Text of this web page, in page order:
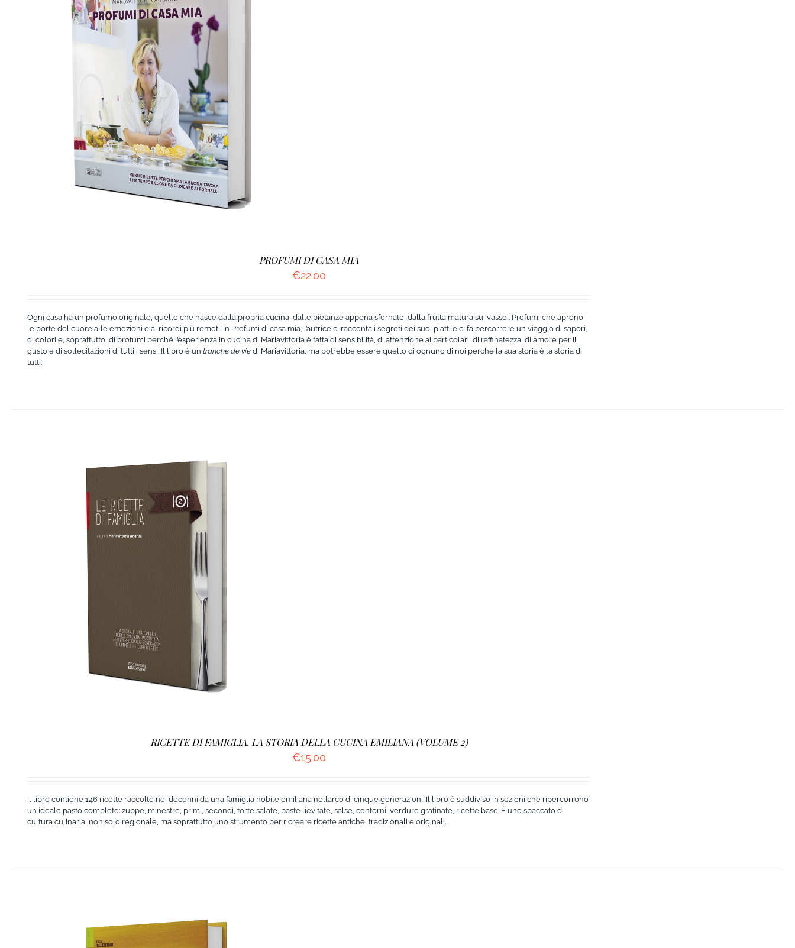
AGGIUNGI AL CARRELLO / DETTAGLI
PROFUMI DI CASA MIA
€22.00
Ogni casa ha un profumo originale, quello che nasce dalla propria cucina, dalle pietanze appena sfornate, dalla frutta matura sui vassoi. Profumi che aprono
le porte del cuore alle emozioni e ai ricordi più remoti. In Profumi di casa mia, l’autrice ci racconta i segreti dei suoi piatti e ci fa percorrere un viaggio di sapori,
di colori e, soprattutto, di profumi perché l’esperienza in cucina di Mariavittoria è fatta di sensibilità, di attenzione ai particolari, di raffinatezza, di amore per il
gusto e di sollecitazioni di tutti i sensi. Il libro è untranche de viedi Mariavittoria, ma potrebbe essere quello di ognuno di noi perché la sua storia è la storia di
tutti.
DETTAGLI
RICETTE DI FAMIGLIA. LA STORIA DELLA CUCINA EMILIANA (VOLUME 2)
€15.00
Il libro contiene 146 ricette raccolte nei decenni da una famiglia nobile emiliana nell’arco di cinque generazioni. Il libro è suddiviso in sezioni che ripercorrono
un ideale pasto completo: zuppe, minestre, primi, secondi, torte salate, paste lievitate, salse, contorni, verdure gratinate, ricette base. È uno spaccato di
cultura culinaria, non solo regionale, ma soprattutto uno strumento per ricreare ricette antiche, tradizionali e originali.